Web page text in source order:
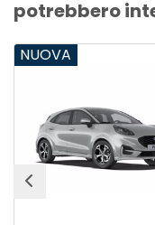
potrebbero
NUOVA